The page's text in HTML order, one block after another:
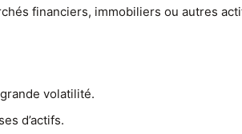
financiers, immobiliers ou autres
volatilité.
d’actifs.